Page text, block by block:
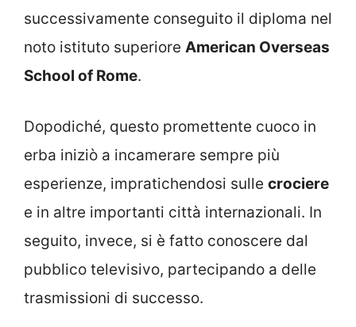
successivamente conseguito il diploma nel
noto istituto superiore American Overseas
School of Rome.
Dopodiché, questo promettente cuoco in
erba iniziò a incamerare sempre più
esperienze, impratichendosi sulle crociere
e in altre importanti città internazionali. In
seguito, invece, si è fatto conoscere dal
pubblico televisivo, partecipando a delle
trasmissioni di successo.